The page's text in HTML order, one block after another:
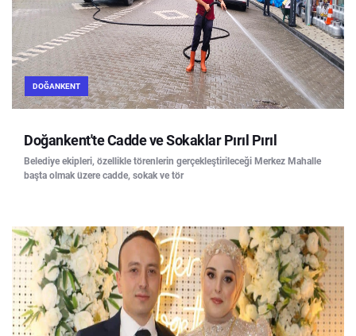
DOĞANKENT
Doğankent'te Cadde ve Sokaklar Pırıl Pırıl
Belediye ekipleri, özellikle törenlerin gerçekleştirileceği Merkez Mahalle
başta olmak üzere cadde, sokak ve tör